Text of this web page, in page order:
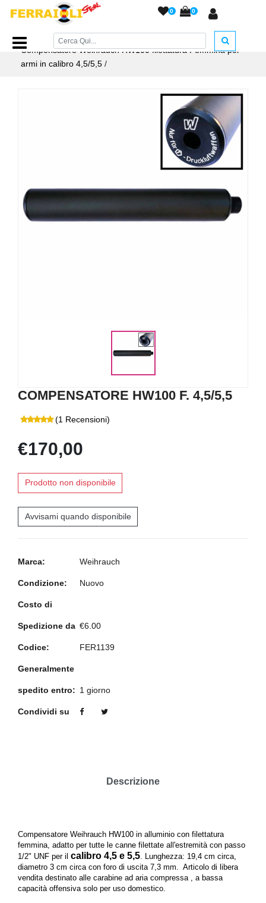
0 0
Home Page/ACCESSORI ARMERIA/Compensatori
/
Compensatore Weihrauch HW100 filettatura Femmina per
armi in calibro 4,5/5,5 /
COMPENSATORE HW100 F. 4,5/5,5
(1 Recensioni)
€170,00
Prodotto non disponibile
Avvisami quando disponibile
Marca: Weihrauch
Condizione: Nuovo
Costo di
Spedizione da €6.00
Codice: FER1139
Generalmente
spedito entro: 1 giorno
Condividi su
Descrizione
Compensatore Weihrauch HW100 in alluminio con filettatura
femmina, adatto per tutte le canne filettate all'estremità con passo
1/2" UNF per il calibro 4,5 e 5,5. Lunghezza: 19,4 cm circa,
diametro 3 cm circa con foro di uscita 7,3 mm. Articolo di libera
vendita destinato alle carabine ad aria compressa , a bassa
capacità offensiva solo per uso domestico.